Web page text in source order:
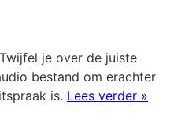
je over de juiste
bestand om erachter
is. Lees verder »